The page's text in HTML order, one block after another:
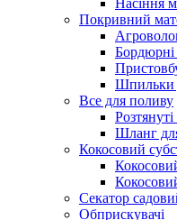
Насіння
Покривний
Бордюрні
Шпильки
Все для поливу
Шланг
Кокосовий
Секатор
Обприскувачі